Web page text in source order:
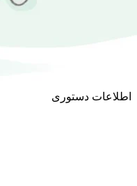
اطلاعات دستوری